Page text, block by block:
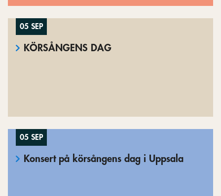
05 SEP
KÖRSÅNGENS DAG
05 SEP
Konsert på körsångens dag i Uppsala